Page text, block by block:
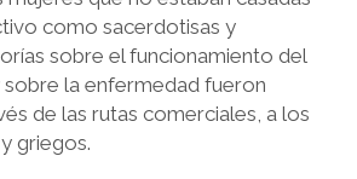
como sacerdotisas y
sobre el funcionamiento del
la enfermedad fueron
de las rutas comerciales, a los
griegos.